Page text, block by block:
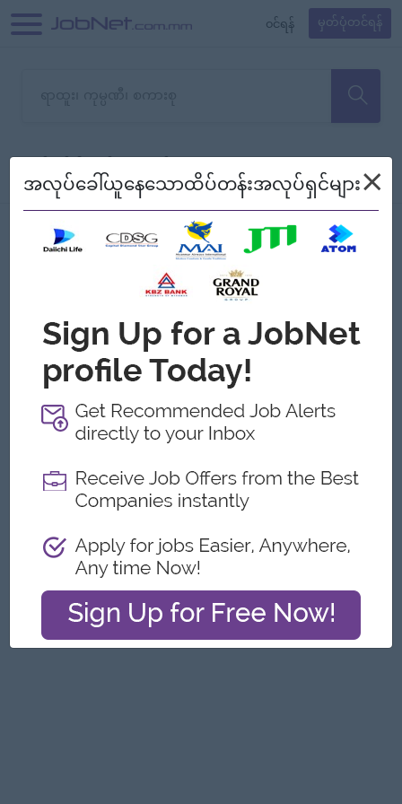
၀င်ရန် မှတ်ပုံတင်ရန်
သော အလုပ်မရှိသေးပါ။
စစ်ရန် စဉ်၍ကြည့်မည်
Myanmar
အလုပ်ခေါ်ယူနေသောထိပ်တန်းအလုပ်ရှင်များ×